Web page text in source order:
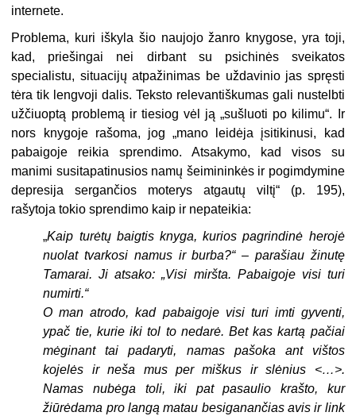
internete.
Problema, kuri iškyla šio naujojo žanro knygose, yra toji,
kad, priešingai nei dirbant su psichinės sveikatos
specialistu, situacijų atpažinimas be uždavinio jas spręsti
tėra tik lengvoji dalis. Teksto relevantiškumas gali nustelbti
užčiuoptą problemą ir tiesiog vėl ją „sušluoti po kilimu“. Ir
nors knygoje rašoma, jog „mano leidėja įsitikinusi, kad
pabaigoje reikia sprendimo. Atsakymo, kad visos su
manimi susitapatinusios namų šeimininkės ir pogimdymine
depresija sergančios moterys atgautų viltį“ (p. 195),
rašytoja tokio sprendimo kaip ir nepateikia:
„Kaip turėtų baigtis knyga, kurios pagrindinė herojė
nuolat tvarkosi namus ir burba?“ – parašiau žinutę
Tamarai. Ji atsako: „Visi miršta. Pabaigoje visi turi
numirti.“
O man atrodo, kad pabaigoje visi turi imti gyventi,
ypač tie, kurie iki tol to nedarė. Bet kas kartą pačiai
mėginant tai padaryti, namas pašoka ant vištos
kojelės ir neša mus per miškus ir slėnius <…>.
Namas nubėga toli, iki pat pasaulio krašto, kur
žiūrėdama pro langą matau besiganančias avis ir link